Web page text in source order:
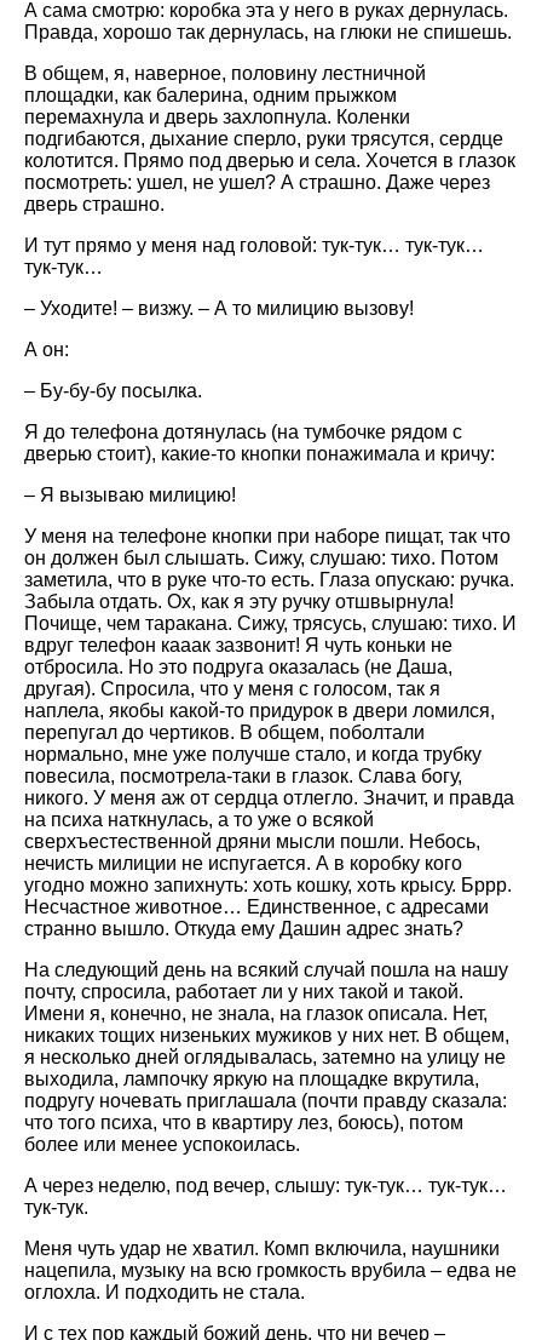
А сама смотрю: коробка эта у него в руках дернулась.
Правда, хорошо так дернулась, на глюки не спишешь.
В общем, я, наверное, половину лестничной
площадки, как балерина, одним прыжком
перемахнула и дверь захлопнула. Коленки
подгибаются, дыхание сперло, руки трясутся, сердце
колотится. Прямо под дверью и села. Хочется в глазок
посмотреть: ушел, не ушел? А страшно. Даже через
дверь страшно.
И тут прямо у меня над головой: тук-тук… тук-тук…
тук-тук…
– Уходите! – визжу. – А то милицию вызову!
А он:
– Бу-бу-бу посылка.
Я до телефона дотянулась (на тумбочке рядом с
дверью стоит), какие-то кнопки понажимала и кричу:
– Я вызываю милицию!
У меня на телефоне кнопки при наборе пищат, так что
он должен был слышать. Сижу, слушаю: тихо. Потом
заметила, что в руке что-то есть. Глаза опускаю: ручка.
Забыла отдать. Ох, как я эту ручку отшвырнула!
Почище, чем таракана. Сижу, трясусь, слушаю: тихо. И
вдруг телефон кааак зазвонит! Я чуть коньки не
отбросила. Но это подруга оказалась (не Даша,
другая). Спросила, что у меня с голосом, так я
наплела, якобы какой-то придурок в двери ломился,
перепугал до чертиков. В общем, поболтали
нормально, мне уже получше стало, и когда трубку
повесила, посмотрела-таки в глазок. Слава богу,
никого. У меня аж от сердца отлегло. Значит, и правда
на психа наткнулась, а то уже о всякой
сверхъестественной дряни мысли пошли. Небось,
нечисть милиции не испугается. А в коробку кого
угодно можно запихнуть: хоть кошку, хоть крысу. Бррр.
Несчастное животное… Единственное, с адресами
странно вышло. Откуда ему Дашин адрес знать?
На следующий день на всякий случай пошла на нашу
почту, спросила, работает ли у них такой и такой.
Имени я, конечно, не знала, на глазок описала. Нет,
никаких тощих низеньких мужиков у них нет. В общем,
я несколько дней оглядывалась, затемно на улицу не
выходила, лампочку яркую на площадке вкрутила,
подругу ночевать приглашала (почти правду сказала:
что того психа, что в квартиру лез, боюсь), потом
более или менее успокоилась.
А через неделю, под вечер, слышу: тук-тук… тук-тук…
тук-тук.
Меня чуть удар не хватил. Комп включила, наушники
нацепила, музыку на всю громкость врубила – едва не
оглохла. И подходить не стала.
И с тех пор каждый божий день, что ни вечер –